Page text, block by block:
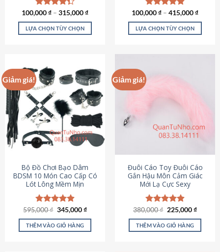
phẩm
Được xếp
hạng4.33
5 sao
100,000₫ – 315,000₫
LỰA CHỌN TÙY CHỌN
có
nhiều
biến
thể.
Các
tùy
chọn
có
chọn
trên
trang
sản
phẩm
Được xếp
hạng4.94
5 sao
100,000₫ – 415,000₫
LỰA CHỌN TÙY CHỌN
biến
thể.
chọn
chọn
trên
trang
sản
phẩm
Giảm giá!
Bộ Đồ Chơi Bạo Dâm
BDSM 10 Món Cao Cấp Có
Lót Lông Mềm Mịn
Được xếp
hạng4.88
5 sao
595,000₫ Giá
là:
595,000 ₫.
345,000₫Giá
tại
THÊM VÀO GIỎ HÀNG
Giảm giá!
Đuôi Cáo Toy Đuôi Cáo
Gắn Hậu Môn Cảm Giác
Mới Lạ Cực Sexy
Được xếp
hạng4.88
5 sao
380,000₫ Giá
là:
380,000 ₫.
225,000₫Giá
tại
THÊM VÀO GIỎ HÀNG